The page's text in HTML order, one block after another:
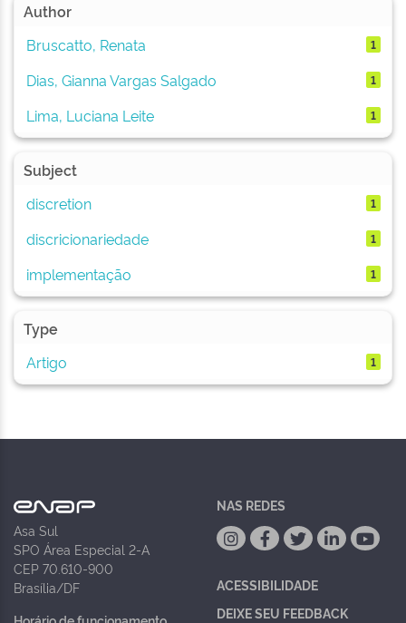
Author
Bruscatto, Renata
1
Dias, Gianna Vargas Salgado 1
Lima, Luciana Leite 1
Subject
discretion
1
discricionariedade 1
implementação 1
Type
Artigo
1
Asa Sul
SPO Área Especial 2-A
CEP 70.610-900
Brasília/DF
NAS REDES
ACESSIBILIDADE
DEIXE SEU FEEDBACK